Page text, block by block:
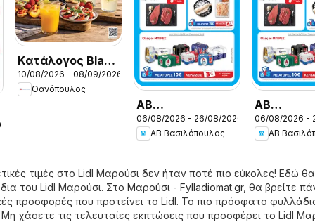
Kατάλογος Black
Friday
10/08/2026 - 08/09/2026
Θανόπουλος
ΑΒ
Βασιλόπουλος -
Προσφορές vol.3
06/08/2026 - 26/08/2026
ΑΒ Βασιλόπουλος
ΑΒ
06/08/2026 -
ΑΒ
τιμές στο Lidl Μαρούσι δεν ήταν ποτέ πιο εύκολες! Εδώ θα
του Lidl Μαρούσι. Στο Μαρούσι - Fylladiomat.gr, θα βρείτε
προσφορές που προτείνει το Lidl. Το πιο πρόσφατο
χάσετε τις τελευταίες εκπτώσεις που προσφέρει το Lidl